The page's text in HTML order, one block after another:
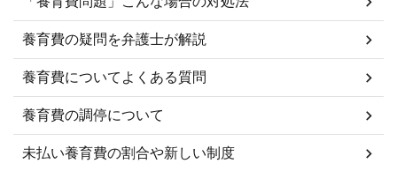
養育費の疑問を弁護士が解説
養育費についてよくある質問
養育費の調停について
未払い養育費の割合や新しい制度